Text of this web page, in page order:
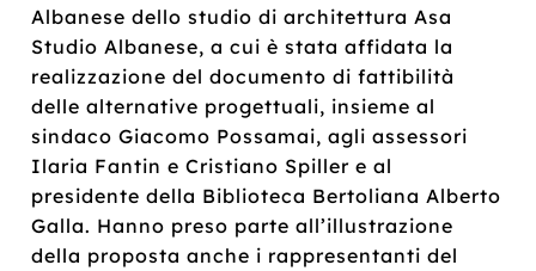
Albanese dello studio di architettura Asa
Studio Albanese, a cui è stata affidata la
realizzazione del documento di fattibilità
delle alternative progettuali, insieme al
sindaco Giacomo Possamai, agli assessori
Ilaria Fantin e Cristiano Spiller e al
presidente della Biblioteca Bertoliana Alberto
Galla. Hanno preso parte all’illustrazione
della proposta anche i rappresentanti del